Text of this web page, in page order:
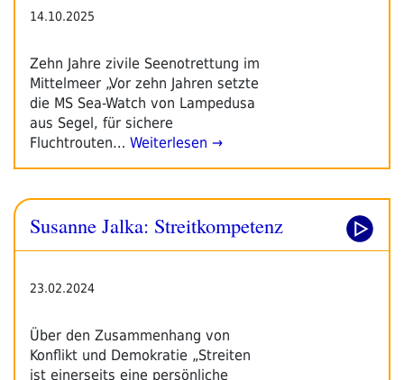
14.10.2025
Zehn Jahre zivile Seenotrettung im
Mittelmeer „Vor zehn Jahren setzte
die MS Sea-Watch von Lampedusa
aus Segel, für sichere
Fluchtrouten… Weiterlesen →
Susanne Jalka: Streitkompetenz
23.02.2024
Über den Zusammenhang von
Konflikt und Demokratie „Streiten
ist einerseits eine persönliche